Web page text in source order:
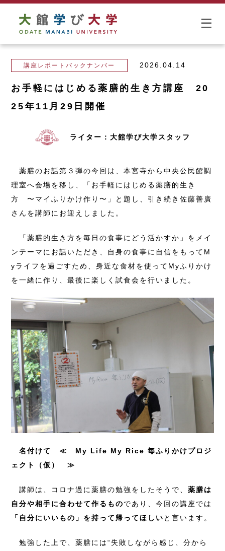
講座レポートバックナンバー 2026.04.14
お手軽にはじめる薬膳的生き方講座 20
25年11月29日開催
ライター：大館学び大学スタッフ
薬膳のお話第３弾の今回は、本宮寺から中央公民館調
理室へ会場を移し、「お手軽にはじめる薬膳的生き
方 〜マイふりかけ作り〜」と題し、引き続き佐藤善廣
さんを講師にお迎えしました。
「薬膳的生き方を毎日の食事にどう活かすか」をメイ
ンテーマにお話いただき、自身の食事に自信をもってM
yライフを過ごすため、身近な食材を使ってMyふりかけ
を一緒に作り、最後に楽しく試食会を行いました。
名付けて ≪ My Life My Rice 毎ふりかけプロジ
ェクト（仮） ≫
講師は、コロナ過に薬膳の勉強をしたそうで、薬膳は
自分や相手に合わせて作るものであり、今回の講座では
「自分にいいもの」を持って帰ってほしい と言います。
勉強した上で、薬膳には“失敗しながら感じ、分から